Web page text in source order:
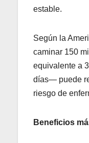
estable.
Según la
caminar 150
equivalente a
días— puede
riesgo de
Beneficios